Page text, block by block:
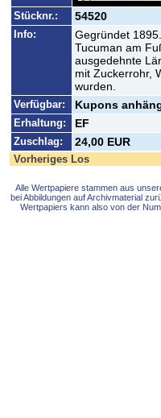
Stücknr.: 54520
Info:
Gegründet
Tucuman am
ausgedehnte
mit Zuckerrohr,
wurden.
Verfügbar: Kupons
Erhaltung: EF
Zuschlag: 24,00 EUR
Vorheriges Los
Alle Wertpapiere stammen aus
bei Abbildungen auf Archivmaterial
Wertpapiers kann also von der